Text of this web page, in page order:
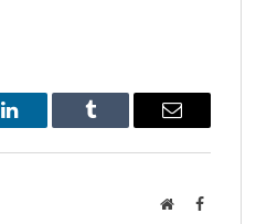
LinkedIn Tumblr Email
WebsiteFacebook